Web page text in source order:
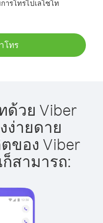
รโทรไปเลโซโท
โทร
ด้วย Viber
ง่ายดาย
ของ Viber
สามารถ: